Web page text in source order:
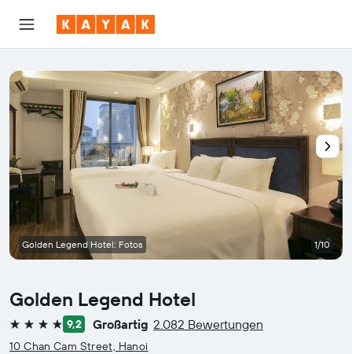
Golden Legend Hotel
4 Sterne 9,2 Großartig 2.082 Bewertungen
10 Chan Cam Street, Hanoi
Golden Legend Hotel: Fotos 1/10